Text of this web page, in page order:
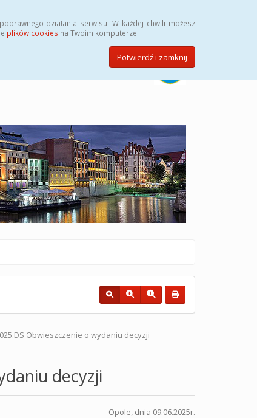
działania serwisu. W każdej chwili możesz
plików cookies na Twoim komputerze.
Potwierdź i zamknij
Obwieszczenie o wydaniu decyzji
decyzji
Opole, dnia 09.06.2025r.